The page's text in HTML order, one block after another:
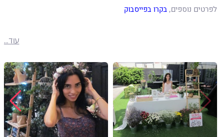
לפרטים נוספים,בקרו בפייסבוק
עוד...